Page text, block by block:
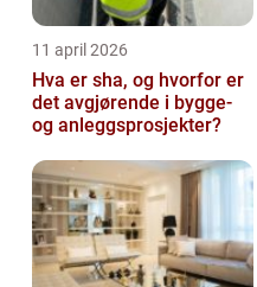
11 april 2026
Hva er sha, og hvorfor er
det avgjørende i bygge-
og anleggsprosjekter?